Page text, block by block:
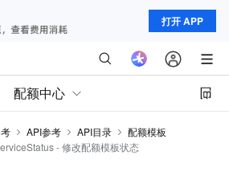
打开 APP
配额中心
API参考 API目录
配额模板
- 修改配额模板状态